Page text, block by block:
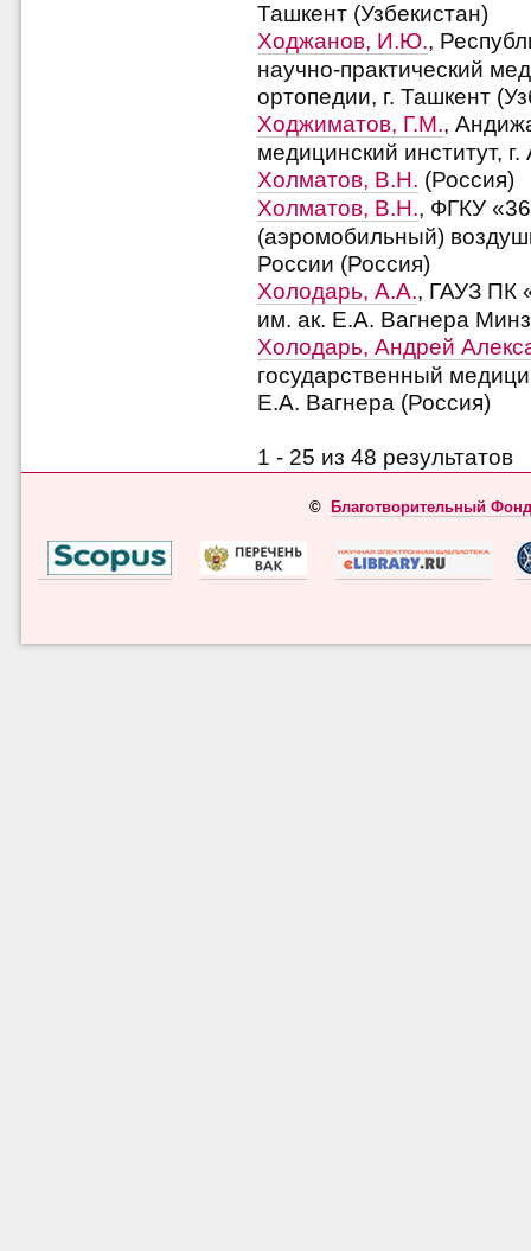
Ташкент (Узбекистан)
Ходжанов, И.Ю.,
научно-практический
ортопедии, г. Ташкент
Ходжиматов, Г.М.,
медицинский институт,
Холматов, В.Н. (Россия)
Холматов, В.Н., ФГКУ
(аэромобильный)
России (Россия)
Холодарь, А.А., ГАУЗ ПК
им. ак. Е.А. Вагнера
Холодарь, Андрей
государственный
Е.А. Вагнера (Россия)
1 - 25 из 48
© Благотворительный